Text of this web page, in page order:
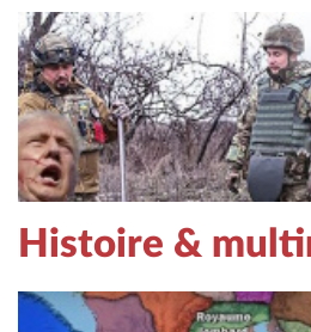
Histoire &